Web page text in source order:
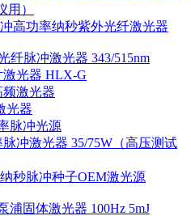
用）
高功率纳秒紫外光纤激光器
纤脉冲激光器 343/515nm
激光器 HLX-G
频激光器
光器
脉冲光源
冲激光器 35/75W（高压测试
纳秒脉冲种子OEM激光源
浦固体激光器 100Hz 5mJ